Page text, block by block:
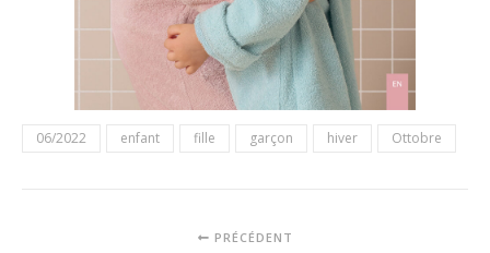
06/2022 enfant fille garçon hiver Ottobre
PRÉCÉDENT